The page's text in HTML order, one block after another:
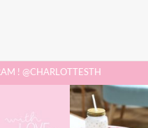
! @CHARLOTTESTH